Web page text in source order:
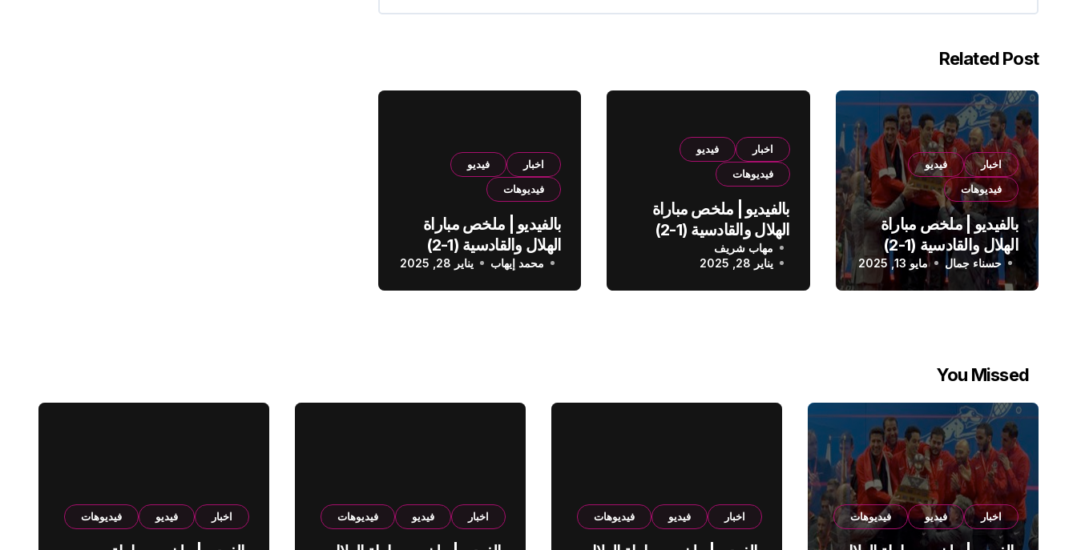
Related Post
اخبار
فيديو
فيديوهات
بالفيديو | ملخص مباراة
الهلال والقادسية (1-2)
الدوري السعودي
حسناء جمال مايو 13, 2025
اخبار
فيديو
فيديوهات
بالفيديو | ملخص مباراة
الهلال والقادسية (1-2)
الدوري السعودي
مهاب شريف
يناير 28, 2025
اخبار
فيديو
فيديوهات
بالفيديو | ملخص مباراة
الهلال والقادسية (1-2)
الدوري السعودي
محمد إيهاب يناير 28, 2025
You Missed
اخبار فيديو فيديوهات اخبار فيديو فيديوهات اخبار فيديو فيديوهات اخبار فيديو فيديوهات